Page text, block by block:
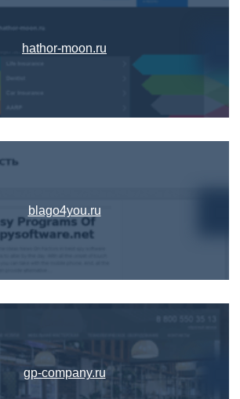
hathor-moon.ru
blago4you.ru
gp-company.ru